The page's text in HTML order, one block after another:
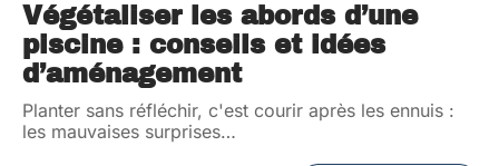
Végétaliser les abords d’une
piscine : conseils et idées
d’aménagement
Planter sans réfléchir, c'est courir après les ennuis :
les mauvaises surprises…